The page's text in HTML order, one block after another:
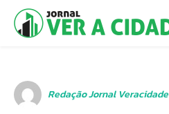
Redação Jornal Veracidade